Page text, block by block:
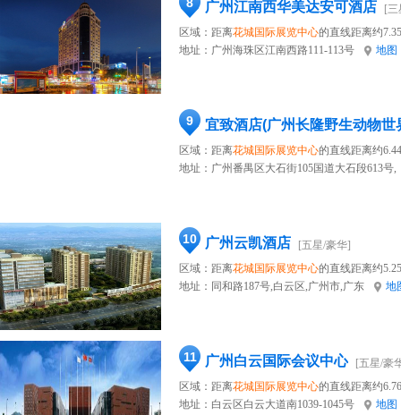
广州江南西华美达安可酒店
[
区域：距离花城国际展览中心的直线距离约
地址： 广州海珠区江南西路111-113号 地图
9 宜致酒店(广州长隆野生动物世
区域：距离花城国际展览中心的直线距离约
地址： 广州番禺区大石街105国道大石段613号,
10 广州云凯酒店
[五星/豪华]
区域：距离花城国际展览中心的直线距离约
地址： 同和路187号,白云区,广州市,广东 地
11 广州白云国际会议中心
[五星/豪
区域：距离花城国际展览中心的直线距离约
地址： 白云区白云大道南1039-1045号 地图